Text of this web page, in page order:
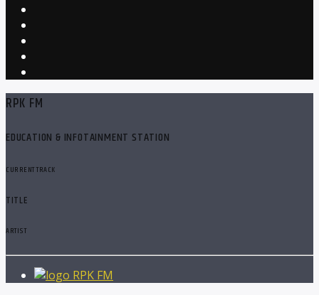
RPK FM
EDUCATION & INFOTAINMENT STATION
CURRENT TRACK
TITLE
ARTIST
RPK FM